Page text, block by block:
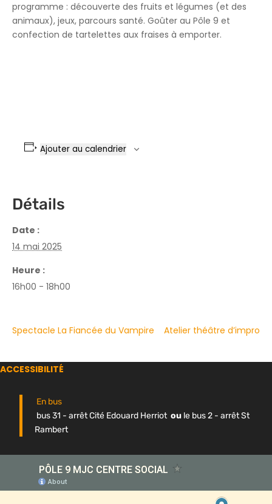
programme : découverte des fruits et légumes (et des
animaux), jeux, parcours santé. Goûter au Pôle 9 et
confection de tartelettes aux fraises à emporter.
Ajouter au calendrier
Détails
Date :
14 mai 2025
Heure :
16h00 - 18h00
Spectacle La Fiancée du Vampire Atelier théâtre d’impro
ACCESSIBILITÉ
En bus
bus 31 - arrêt Cité Edouard Herriot ou le bus 2 - arrêt St
Rambert